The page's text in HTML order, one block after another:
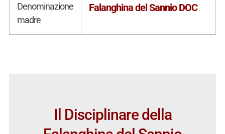
Denominazione
madre
Falanghina del Sannio DOC
Il Disciplinare della